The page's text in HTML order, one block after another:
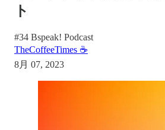
ト
#34 Bspeak! Podcast
TheCoffeeTimes ☕
8月 07, 2023